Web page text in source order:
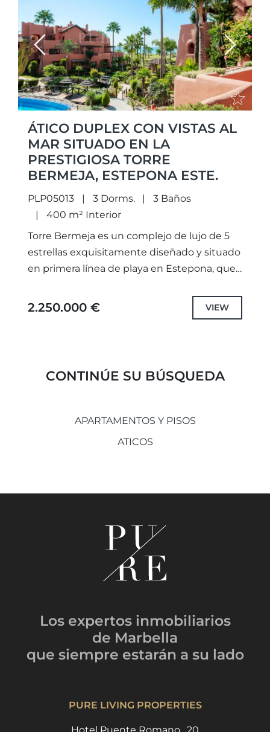
Previous Next
ÁTICO DUPLEX CON VISTAS AL
MAR SITUADO EN LA
PRESTIGIOSA TORRE
BERMEJA, ESTEPONA ESTE.
PLP05013 3 Dorms.
3 Baños
400 m² Interior
Torre Bermeja es un complejo de lujo de 5
estrellas exquisitamente diseñado y situado
en primera línea de playa en Estepona, que
Mediterráneo. Esta urbanización...
2.250.000 € VIEW
CONTINÚE SU BÚSQUEDA
APARTAMENTOS Y PISOS
ATICOS
Los expertos inmobiliarios
de Marbella
que siempre estarán a su lado
PURE LIVING PROPERTIES